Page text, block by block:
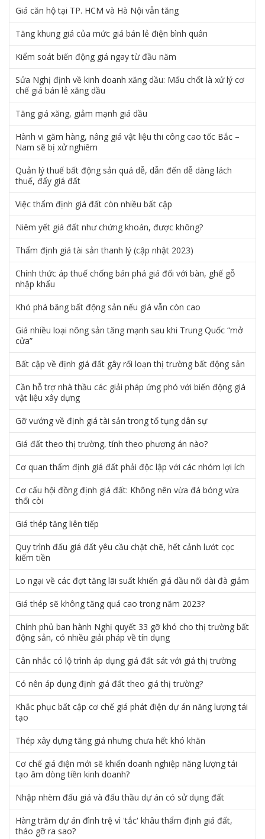
Giá căn hộ tại TP. HCM và Hà Nội vẫn tăng
Tăng khung giá của mức giá bán lẻ điện bình quân
Kiểm soát biến động giá ngay từ đầu năm
Sửa Nghị định về kinh doanh xăng dầu: Mấu chốt là xử lý cơ
chế giá bán lẻ xăng dầu
Tăng giá xăng, giảm mạnh giá dầu
Hành vi găm hàng, nâng giá vật liệu thi công cao tốc Bắc –
Nam sẽ bị xử nghiêm
Quản lý thuế bất động sản quá dễ, dẫn đến dễ dàng lách
thuế, đẩy giá đất
Việc thẩm định giá đất còn nhiều bất cập
Niêm yết giá đất như chứng khoán, được không?
Thẩm định giá tài sản thanh lý (cập nhật 2023)
Chính thức áp thuế chống bán phá giá đối với bàn, ghế gỗ
nhập khẩu
Khó phá băng bất động sản nếu giá vẫn còn cao
Giá nhiều loại nông sản tăng mạnh sau khi Trung Quốc “mở
cửa”
Bất cập về định giá đất gây rối loạn thị trường bất động sản
Cần hỗ trợ nhà thầu các giải pháp ứng phó với biến động giá
vật liệu xây dựng
Gỡ vướng về định giá tài sản trong tố tụng dân sự
Giá đất theo thị trường, tính theo phương án nào?
Cơ quan thẩm định giá đất phải độc lập với các nhóm lợi ích
Cơ cấu hội đồng định giá đất: Không nên vừa đá bóng vừa
thổi còi
Giá thép tăng liên tiếp
Quy trình đấu giá đất yêu cầu chặt chẽ, hết cảnh lướt cọc
kiếm tiền
Lo ngại về các đợt tăng lãi suất khiến giá dầu nối dài đà giảm
Giá thép sẽ không tăng quá cao trong năm 2023?
Chính phủ ban hành Nghị quyết 33 gỡ khó cho thị trường bất
động sản, có nhiều giải pháp về tín dụng
Cân nhắc có lộ trình áp dụng giá đất sát với giá thị trường
Có nên áp dụng định giá đất theo giá thị trường?
Khắc phục bất cập cơ chế giá phát điện dự án năng lượng tái
tạo
Thép xây dựng tăng giá nhưng chưa hết khó khăn
Cơ chế giá điện mới sẽ khiến doanh nghiệp năng lượng tái
tạo âm dòng tiền kinh doanh?
Nhập nhèm đấu giá và đấu thầu dự án có sử dụng đất
Hàng trăm dự án đình trệ vì 'tắc' khâu thẩm định giá đất,
tháo gỡ ra sao?